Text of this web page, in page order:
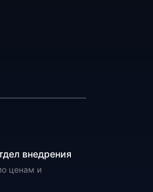
внедрения
ценам и